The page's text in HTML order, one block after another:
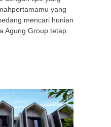
yang
mencari hunian
Agung Group tetap